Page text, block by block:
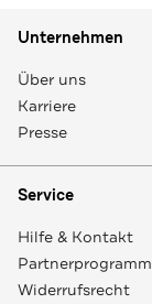
Unternehmen
Über uns
Karriere
Presse
Service
Hilfe & Kontakt
Partnerprogramm
Widerrufsrecht